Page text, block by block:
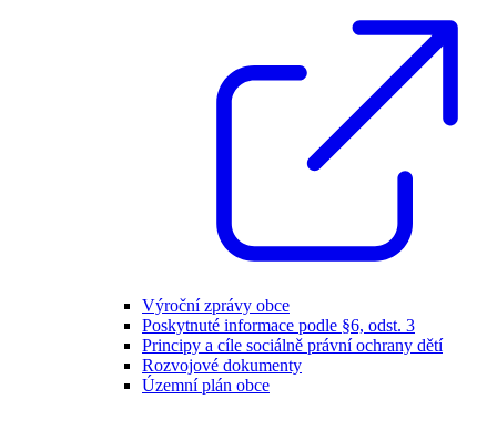
Výroční zprávy obce
Poskytnuté informace podle §6, odst. 3
Principy a cíle sociálně právní ochrany dětí
Rozvojové dokumenty
Územní plán obce